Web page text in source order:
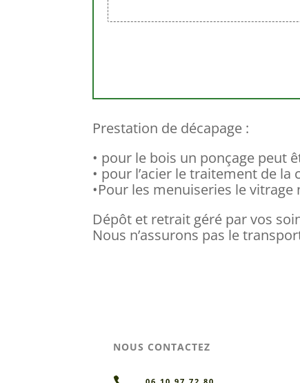
Prestation de décapage :
• pour le bois un ponçage peut
• pour l’acier le traitement de
•Pour les menuiseries le vitrage
Dépôt et retrait géré par vos
Nous n’assurons pas le
NOUS CONTACTEZ